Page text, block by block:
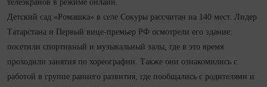
телеэкранов в режиме онлайн.
Детский сад «Ромашка» в селе Сокуры рассчитан на 140 мест. Лидер
Татарстана и Первый вице-премьер РФ осмотрели его здание:
посетили спортивный и музыкальный залы, где в это время
проходили занятия по хореографии. Также они ознакомились с
работой в группе раннего развития, где пообщались с родителями и